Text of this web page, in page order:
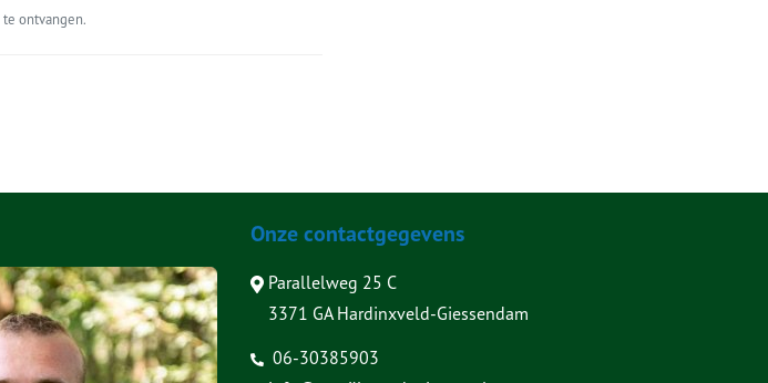
ontvangen.
Onze contactgegevens
Parallelweg 25 C
3371 GA Hardinxveld-Giessendam
06-30385903